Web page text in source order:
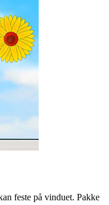
feste på vinduet. Pakke